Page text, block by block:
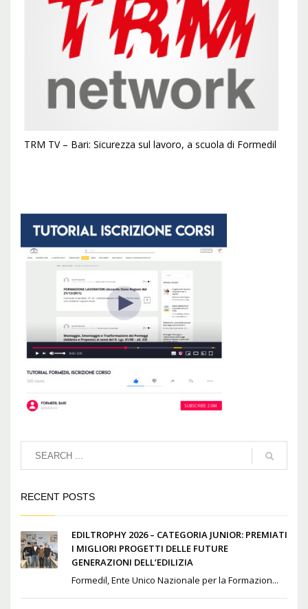
TRM TV – Bari: Sicurezza sul lavoro, a scuola di Formedil
RECENT POSTS
EDILTROPHY 2026 – CATEGORIA JUNIOR: PREMIATI
I MIGLIORI PROGETTI DELLE FUTURE
GENERAZIONI DELL’EDILIZIA
Formedil, Ente Unico Nazionale per la Formazion...